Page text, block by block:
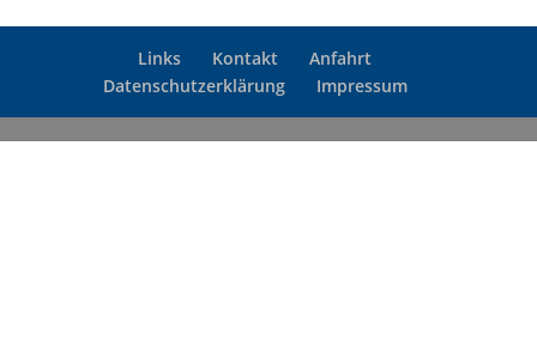
Links Kontakt
Anfahrt
Datenschutzerklärung
Impressum